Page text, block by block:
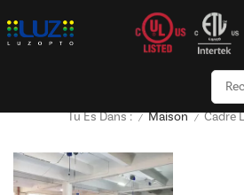
Tu Es Dans : / Maison / Cadre